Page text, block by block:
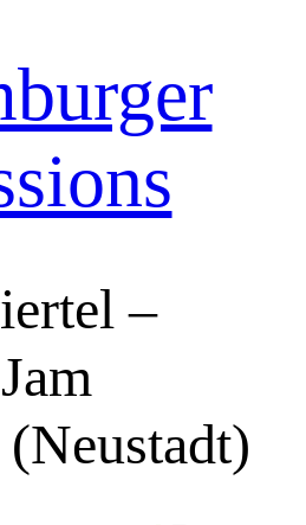
–
(Neustadt)